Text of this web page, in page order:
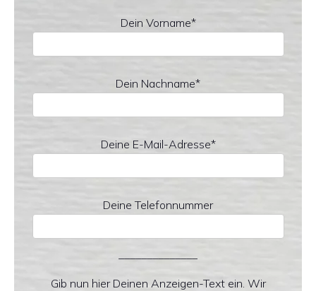
Dein Vorname*
Dein Nachname*
Deine E-Mail-Adresse*
Deine Telefonnummer
Gib nun hier Deinen Anzeigen-Text ein. Wir